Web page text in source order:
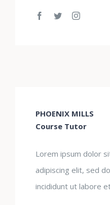
PHOENIX MILLS
Course Tutor
Lorem ipsum dolor
adipiscing elit, sed
incididunt ut labore